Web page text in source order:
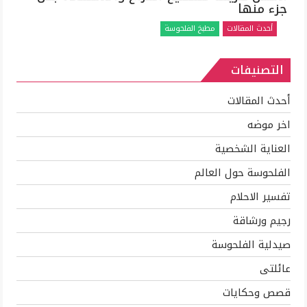
جزء
مغلقة
جزء منها
أحدث المقالات مطبخ الفلحوسة
التصنيفات
أحدث المقالات
اخر موضه
العناية الشخصية
الفلحوسة حول العالم
تفسير الاحلام
رجيم ورشاقة
صيدلية الفلحوسة
عائلتى
قصص وحكايات